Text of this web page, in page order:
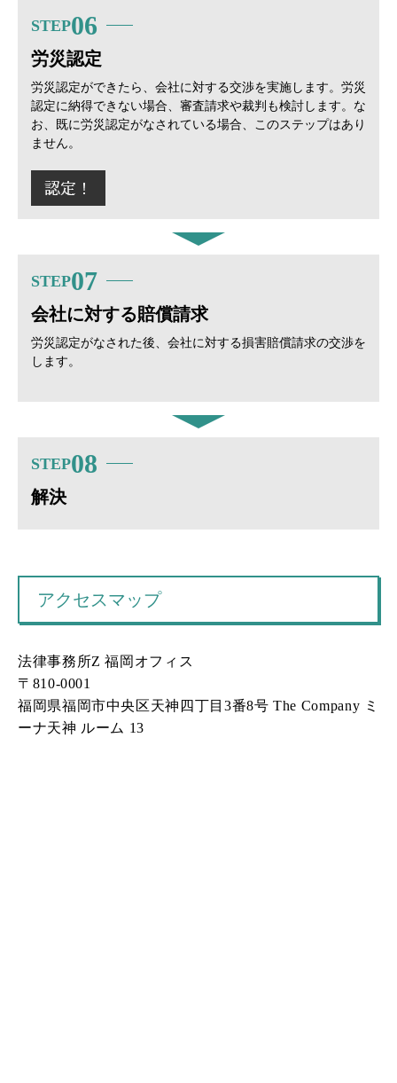
STEP06
労災認定
労災認定ができたら、会社に対する交渉を実施します。労災
認定に納得できない場合、審査請求や裁判も検討します。な
お、既に労災認定がなされている場合、このステップはあり
ません。
STEP07
会社に対する賠償請求
労災認定がなされた後、会社に対する損害賠償請求の交渉を
します。
STEP08
解決
アクセスマップ
法律事務所Z 福岡オフィス
〒810-0001
福岡県福岡市中央区天神四丁目3番8号 The Company ミ
ーナ天神 ルーム 13